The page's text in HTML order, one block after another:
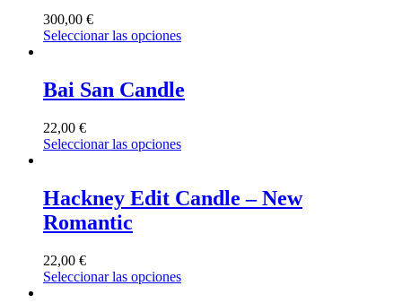
300,00 €
Seleccionar las opciones
Bai San Candle
22,00 €
Seleccionar las opciones
Hackney Edit Candle – New
Romantic
22,00 €
Seleccionar las opciones